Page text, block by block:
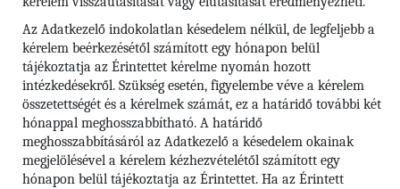
Az Adatkezelő indokolatlan késedelem nélkül, de legfeljebb a
kérelem beérkezésétől számított egy hónapon belül
tájékoztatja az Érintettet kérelme nyomán hozott
intézkedésekről. Szükség esetén, figyelembe véve a kérelem
összetettségét és a kérelmek számát, ez a határidő további két
hónappal meghosszabbítható. A határidő
meghosszabbításáról az Adatkezelő a késedelem okainak
megjelölésével a kérelem kézhezvételétől számított egy
hónapon belül tájékoztatja az Érintettet. Ha az Érintett